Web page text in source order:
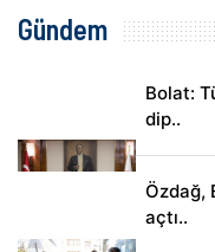
Gündem
Bolat:
dip..
Özdağ,
açtı..